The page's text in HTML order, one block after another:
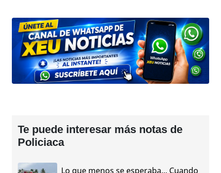
Te puede interesar más notas de
Policiaca
Lo que menos se esperaba... Cuando